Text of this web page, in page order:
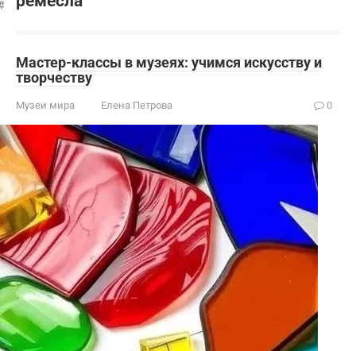
Мастер-классы в музеях: учимся искусству и
творчеству
Музеи мира Елена Петрова 0